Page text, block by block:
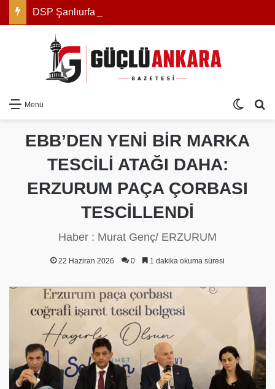
Menü Dış
EBB’DEN YENİ BİR MARKA
TESCİLİ ATAĞI DAHA:
ERZURUM PAÇA ÇORBASI
TESCİLLENDİ
Haber : Murat Genç/ ERZURUM
22 Haziran 2026 0 1 dakika okuma süresi